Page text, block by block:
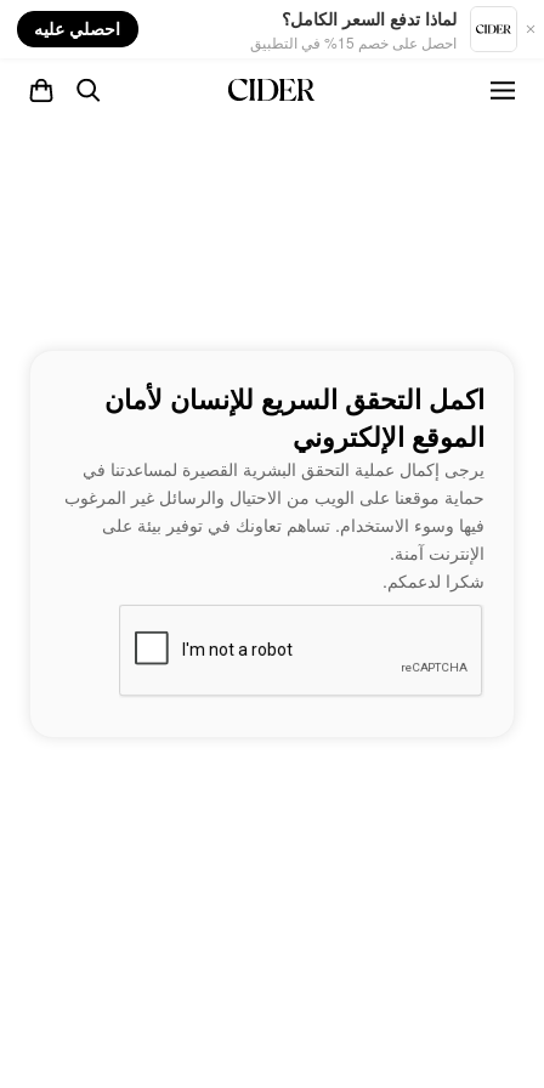
لماذا تدفع السعر الكامل؟
احصل على خصم 15% في التطبيق
احصلي عليه
اكمل التحقق السريع للإنسان لأمان
الموقع الإلكتروني
يرجى إكمال عملية التحقق البشرية القصيرة لمساعدتنا في
حماية موقعنا على الويب من الاحتيال والرسائل غير المرغوب
فيها وسوء الاستخدام. تساهم تعاونك في توفير بيئة على
الإنترنت آمنة.
شكرا لدعمكم.